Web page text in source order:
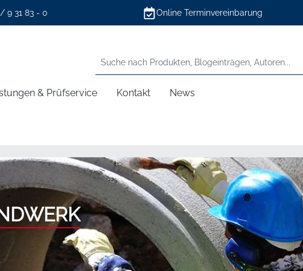
9 31 83 - 0 Online Terminvereinbarung
& Prüfservice Kontakt News